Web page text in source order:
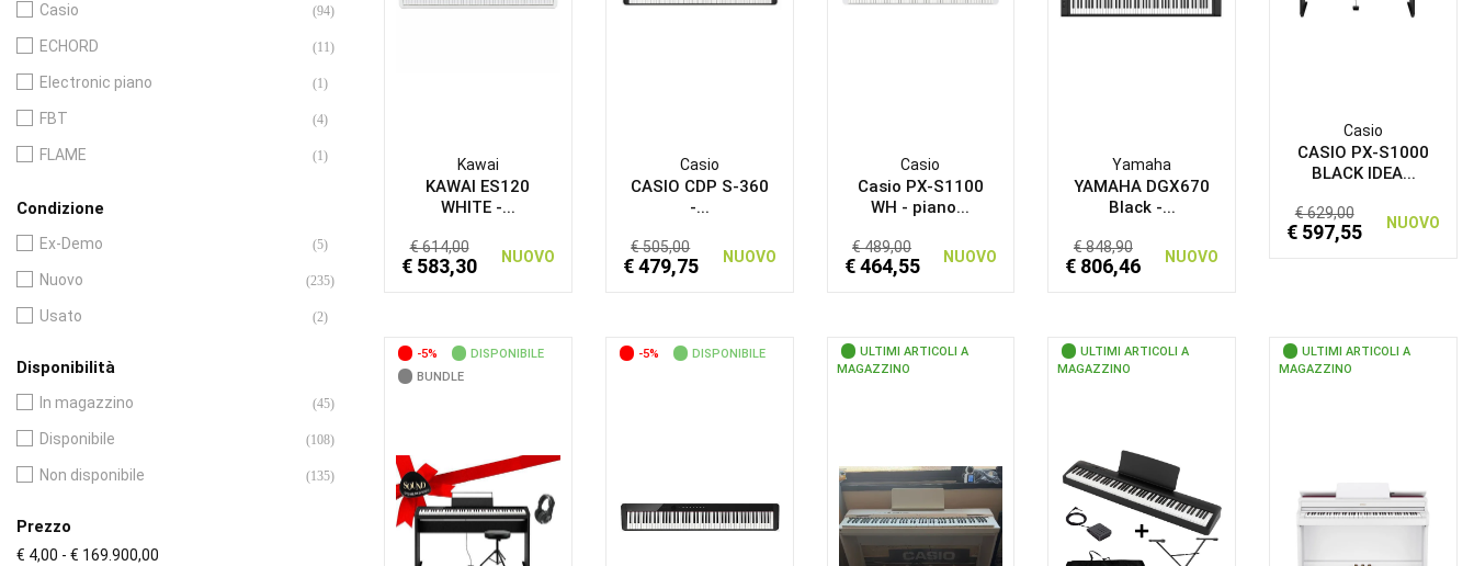
Casio (94)
ECHORD (11)
Electronic piano (1)
FBT (4)
FLAME (1)
Studiologic
Yamaha (49)
Condizione
Ex-Demo (5)
Nuovo (235)
Usato (2)
Disponibilità
In magazzino (45)
Disponibile (108)
Non disponibile (135)
Prezzo
€ 4,00 - € 169.900,00
Kawai
KAWAI ES120
WHITE -...
€ 614,00
€ 583,30 NUOVO
Casio
CASIO CDP S-360
-...
€ 505,00
€ 479,75 NUOVO
Casio
Casio PX-S1100
WH - piano...
€ 489,00
€ 464,55 NUOVO
Yamaha
YAMAHA DGX670
Black -...
€ 848,90
€ 806,46 NUOVO
Casio
CASIO PX-S1000
BLACK IDEA...
€ 629,00
€ 597,55 NUOVO
-5%
DISPONIBILE
BUNDLE
-5% DISPONIBILE
ULTIMI ARTICOLI A
MAGAZZINO
ULTIMI ARTICOLI A
MAGAZZINO
ULTIMI ARTICOLI A
MAGAZZINO